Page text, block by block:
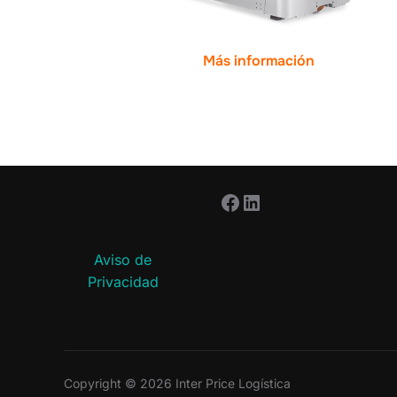
Más información
Facebook
LinkedIn
Aviso de
Privacidad
Copyright © 2026 Inter Price Logística